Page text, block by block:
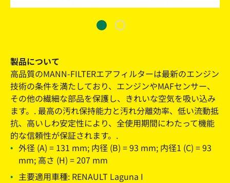
製品について
高品質のMANN-FILTERエアフィルターは最新のエンジン
技術の条件を満たしており、エンジンやMAFセンサー、
その他の繊細な部品を保護し、きれいな空気を吸い込み
ます。. 最高の汚れ保持能力と汚れ分離効率、低い流動抵
抗、高いしわ安定性により、全使用期間にわたって機能
的な信頼性が保証されます。.
外径 (A) = 131 mm; 内径 (B) = 93 mm; 内径1 (C) = 93
mm; 高さ (H) = 207 mm
主要適用車種: RENAULT Laguna I